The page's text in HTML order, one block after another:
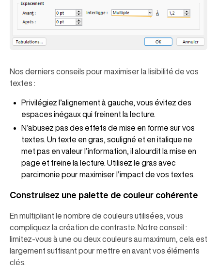
Nos derniers conseils pour maximiser la lisibilité de vos
textes :
Privilégiez l’alignement à gauche, vous évitez des
espaces inégaux qui freinent la lecture.
N’abusez pas des effets de mise en forme sur vos
textes. Un texte en gras, souligné et en italique ne
met pas en valeur l’information, il alourdit la mise en
page et freine la lecture. Utilisez le gras avec
parcimonie pour maximiser l’impact de vos textes.
Construisez une palette de couleur cohérente
En multipliant le nombre de couleurs utilisées, vous
compliquez la création de contraste. Notre conseil :
limitez-vous à une ou deux couleurs au maximum, cela est
largement suffisant pour mettre en avant vos éléments
clés.